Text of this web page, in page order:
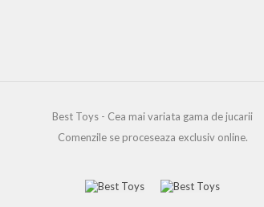
Best Toys - Cea mai variata gama de jucarii
Comenzile se proceseaza exclusiv online.